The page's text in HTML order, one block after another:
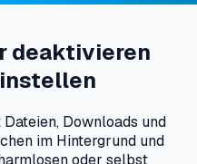
deaktivieren
Downloads und
im Hintergrund und
oder selbst